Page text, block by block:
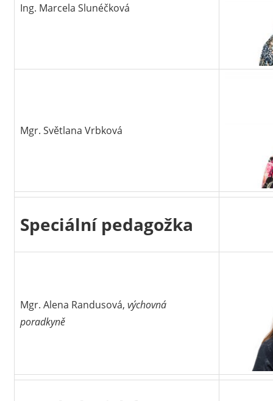
Ing. Marcela Slunéčková
Mgr. Světlana Vrbková
Speciální pedagožka
Mgr. Alena Randusová,výchovná
poradkyně